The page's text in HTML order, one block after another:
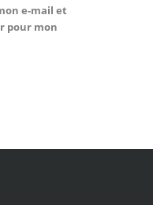
e-mail et
pour mon